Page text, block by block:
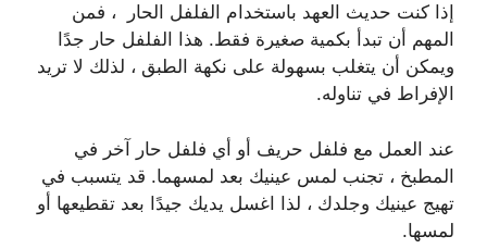
إذا كنت حديث العهد باستخدام الفلفل الحار ، فمن
المهم أن تبدأ بكمية صغيرة فقط. هذا الفلفل حار جدًا
ويمكن أن يتغلب بسهولة على نكهة الطبق ، لذلك لا تريد
الإفراط في تناوله.
عند العمل مع فلفل حريف أو أي فلفل حار آخر في
المطبخ ، تجنب لمس عينيك بعد لمسهما. قد يتسبب في
تهيج عينيك وجلدك ، لذا اغسل يديك جيدًا بعد تقطيعها أو
لمسها.